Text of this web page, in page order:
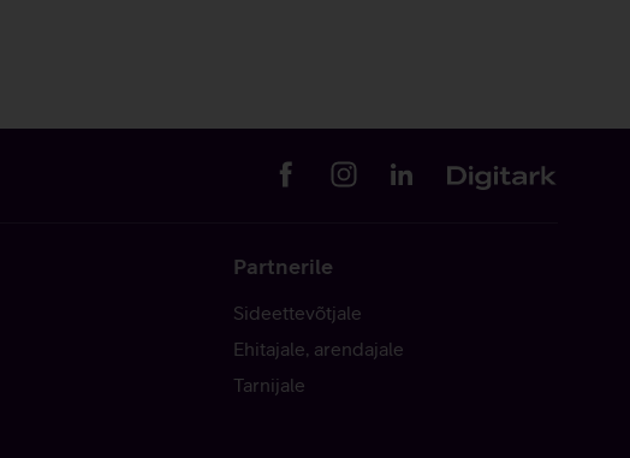
Partnerile
Sideettevõtjale
Ehitajale, arendajale
Tarnijale